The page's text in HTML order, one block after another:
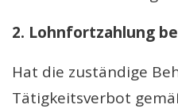
2. Lohnfortzahlung
Hat die zuständige
Tätigkeitsverbot